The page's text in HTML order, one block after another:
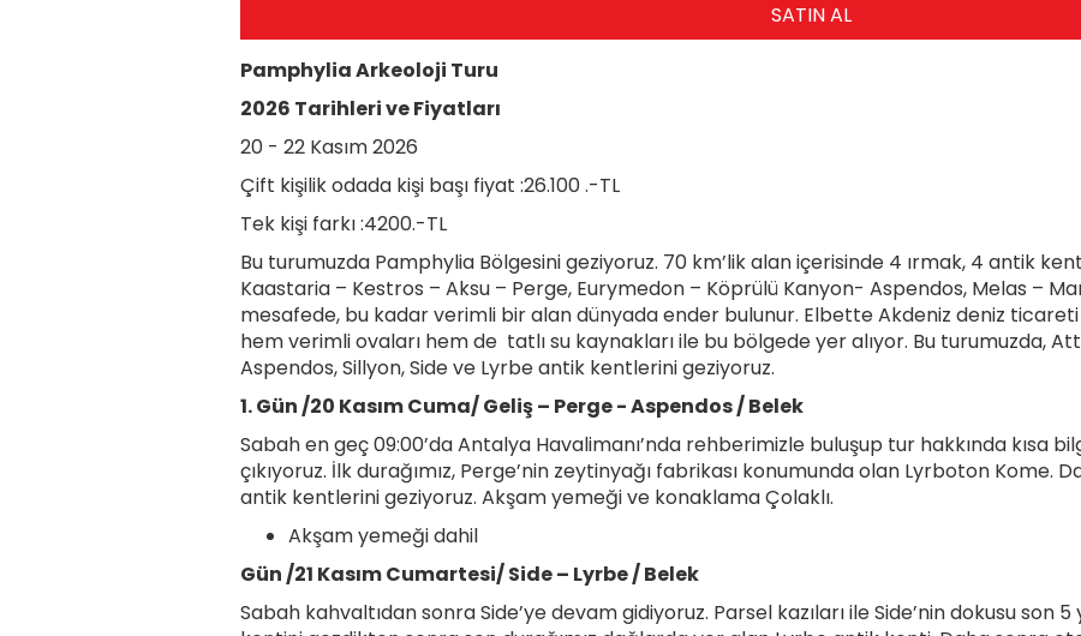
SATIN AL
Pamphylia Arkeoloji Turu
2026 Tarihleri ve Fiyatları
20 - 22 Kasım 2026
Çift kişilik odada kişi başı fiyat :26.100 .-TL
Tek kişi farkı :4200.-TL
Bu turumuzda Pamphylia Bölgesini geziyoruz. 70 km’lik alan içerisinde 4 ırmak, 4 antik
Kaastaria – Kestros – Aksu – Perge, Eurymedon – Köprülü Kanyon- Aspendos, Melas –
mesafede, bu kadar verimli bir alan dünyada ender bulunur. Elbette Akdeniz deniz
hem verimli ovaları hem de tatlı su kaynakları ile bu bölgede yer alıyor. Bu turumuzda,
Aspendos, Sillyon, Side ve Lyrbe antik kentlerini geziyoruz.
1. Gün /20 Kasım Cuma/ Geliş – Perge - Aspendos / Belek
Sabah en geç 09:00’da Antalya Havalimanı’nda rehberimizle buluşup tur hakkında kısa
çıkıyoruz. İlk durağımız, Perge’nin zeytinyağı fabrikası konumunda olan Lyrboton Kome.
antik kentlerini geziyoruz. Akşam yemeği ve konaklama Çolaklı.
Akşam yemeği dahil
Gün /21 Kasım Cumartesi/ Side – Lyrbe / Belek
Sabah kahvaltıdan sonra Side’ye devam gidiyoruz. Parsel kazıları ile Side’nin dokusu son